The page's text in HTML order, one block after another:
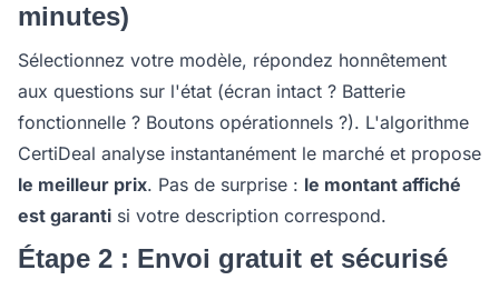
minutes)
Sélectionnez votre modèle, répondez honnêtement
aux questions sur l'état (écran intact ? Batterie
fonctionnelle ? Boutons opérationnels ?). L'algorithme
CertiDeal analyse instantanément le marché et propose
le meilleur prix. Pas de surprise : le montant affiché
est garanti si votre description correspond.
Étape 2 : Envoi gratuit et sécurisé